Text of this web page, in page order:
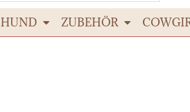
HUND ZUBEHÖR